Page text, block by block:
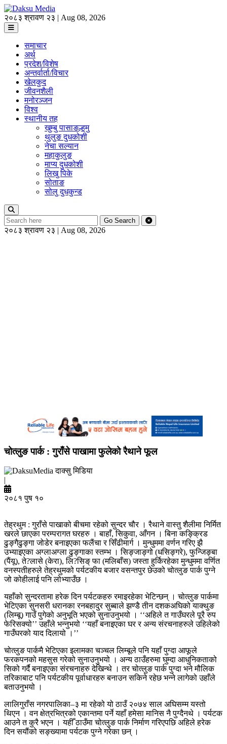
२०८३ श्रावण २३ | Aug 08, 2026
समाचार
अर्थ
प्रदेश/विशेष
अन्तर्वार्ता/विचार
खेलकुद
जीवनशैली
मनोरञ्जन
विश्व
स्थानीय तह
खुम्बु पासाङल्हमु
थुलुङ दुधकोशी
नेचा सल्यान
महाकुलुङ
माप्य दुधकोशी
लिखु पिके
सोताङ
सोलु दुधकुन्ड
Go Search
२०८३ श्रावण २३ | Aug 08, 2026
चोत्लुङ पार्क : गुराँसे पाखामा फुलेको रैथाने फूल
दाक्सु मिडिया
|
२०८१ पुष १०
तेह्रथुम : गुराँसे पाखाको बीचमा रहेको सुन्दर चौर । रैथाने वास्तु शैलीमा निर्मित
खरले छाएका परम्परागत घरहरु । बाहाँ, सिकुवा, आँगन । बिना कङ्क्रिड
ढुङ्गैढुङ्गा जोडेर बनाइएका फलैंचा र सिँढीमार्ग । मुन्धुममा वर्णन गरिए झै
उभ्याइएका अग्लाअग्ला ढुङ्गाका स्तम्भ । सिङ्जाङ्गो (धसिङ्गरे), फुन्जिङ्बा
(पैंयू), ते?लासे (केरा), लि?सिङ् फा (मलिबाँस) जस्ता हुर्किरहेका मुन्धुममा वर्णित
वनस्पतीहरुले तेह्रथुमको पर्यटकीय बजार वसन्तपुर छेउको चोत्लुङ पार्क पुग्ने
जो कोहीलाई पनि लोभ्याउँछ ।
यहाँको सुन्दरतामा हरेक दिन पर्यटकहरु रमाइरहेका भेटिन्छन् । चोत्लुङ पार्कमा
भेटिएका सुनसरी धरानका रनबहादुर सुब्बाले झण्डै तीन दशकअघिको याक्थुङ
(लिम्बू) गाउँ पुगेको अनुभूति भएको सुनाउनुभयो । ‘‘अहिले त गाउँघरले पूरै रुप
फेरिसक्यो’’ उहाँले भन्नुभयो ‘‘यहाँ बनाइएका घर र अन्य संरचनाहरुले उहिलेको
गाउँघरको याद दिलायो ।’’
चोत्लुङ पार्कमै भेटिएका इलामका चञ्चल लिम्बूले पनि यहाँ पुग्दा आफूले
फरकपनको महसुस गरेको सुनाउनुभयो । अन्य ठाउँहरुमा घुम्दा आधुनिकताको
सिको गर्दै बनाइएका संरचनाहरु देखिन्थे । तर चोत्लुङ पार्क पुग्दा भने मौलिक
तरिकाबाट पनि पर्यटकीय पूर्वाधारहरु बनाउन सकिने रहेछ भन्ने लागेको उहाँले
बताउनुभयो ।
लालिगुराँस नगरपालिका–३ मा रहेको यो ठाउँ २०७४ साल अघिसम्म यस्तो
थिएन । वन क्षेत्रभित्रको एकान्तमा पर्ने यहाँ हमेसा मानिस नै पुग्दैनथे । पर्यटक
आउने त कुरै भएन । यहीँ ठाउँमा चोत्लुङ पार्क निर्माण गरिएपछि अहिले हरेक
दिन सयौंको सङ्ख्यामा पर्यटक पुग्ने गरेका छन् ।